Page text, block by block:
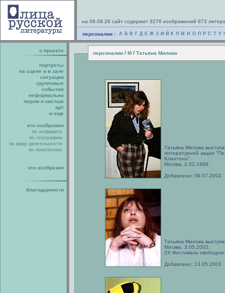
на 08.08.26 сайт содержит 3276 изображений 873
персоналии : А Б В Г Д Е Ж З И Й К Л М Н О П Р С Т У
о проекте персоналии / М / Татьяна Милова
портреты
на сцене и в зале
ситуации
групповые
события
неформально
пером и кистью
арт
и еще
кто изображен
по алфавиту
по географии
по виду деятельности
по поколению
кто изобразил
благодарности
Татьяна Милова
литературной акции
Клинтона".
Москва, 2.02.1999.
Добавлено: 09.07.2003
Татьяна Милова
Москва, 3.05.2002.
(IX Фестиваль
Добавлено: 13.05.2003